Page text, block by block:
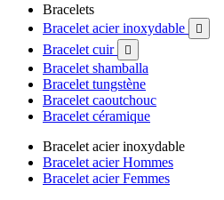
Bracelets
Bracelet acier inoxydable

Bracelet cuir 
Bracelet shamballa
Bracelet tungstène
Bracelet caoutchouc
Bracelet céramique
Bracelet acier inoxydable
Bracelet acier Hommes
Bracelet acier Femmes